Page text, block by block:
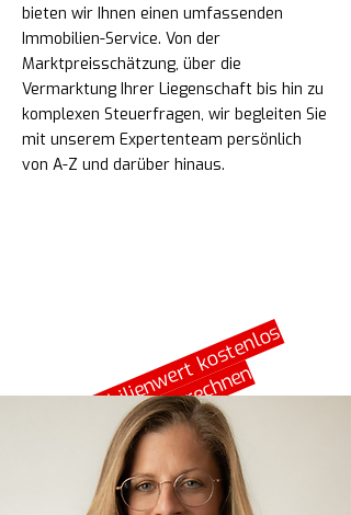
bieten wir Ihnen einen umfassenden
Immobilien-Service. Von der
Marktpreisschätzung, über die
Vermarktung Ihrer Liegenschaft bis hin zu
komplexen Steuerfragen, wir begleiten Sie
mit unserem Expertenteam persönlich
von A-Z und darüber hinaus.
Immobilienwert kostenlos
online berechnen